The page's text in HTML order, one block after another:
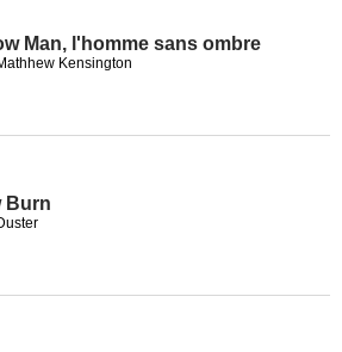
Man, l'homme sans ombre
Kensington
Burn